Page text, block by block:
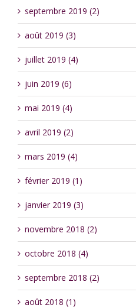
septembre 2019 (2)
août 2019 (3)
juillet 2019 (4)
juin 2019 (6)
mai 2019 (4)
avril 2019 (2)
mars 2019 (4)
février 2019 (1)
janvier 2019 (3)
novembre 2018 (2)
octobre 2018 (4)
septembre 2018 (2)
août 2018 (1)